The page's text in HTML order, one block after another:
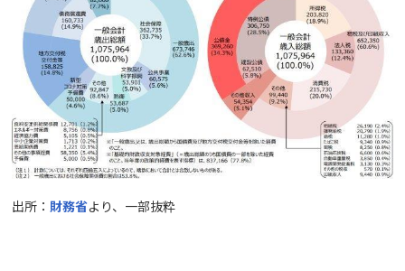
出所： 財務省より、一部抜粋